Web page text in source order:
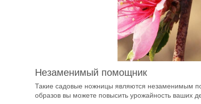
Незаменимый помощник
Такие садовые ножницы являются незаменимым
образов вы можете повысить урожайность ваших